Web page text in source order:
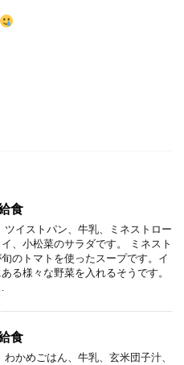
食
ツイストパン、牛乳、ミネストロー
、小松菜のサラダです。 ミネスト
のトマトを使ったスープです。イ
る様々な野菜を入れるそうです。
食
かめごはん、牛乳、玄米団子汁、